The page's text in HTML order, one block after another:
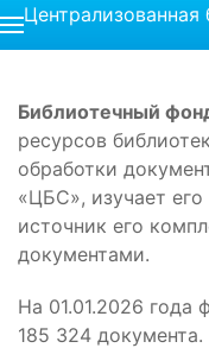
Библиотечный
ресурсов
обработки
«ЦБС», изучает
источник его
документами.
На 01.01.2026 года
185 324 документа.